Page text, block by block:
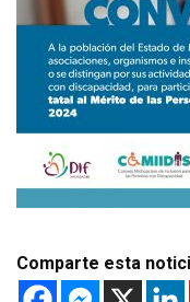
Comparte esta